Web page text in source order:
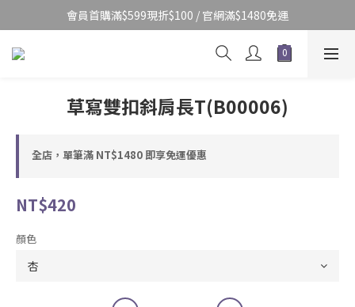
會員首購滿$599現折$100 / 官網滿$1480免運
草寫雙扣斜肩長T(B00006)
全店，單筆滿 NT$1480 即享免運優惠
NT$420
顏色